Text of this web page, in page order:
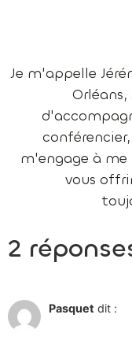
Je m'appelle
m'engage à
vous
2
Pasquet dit :